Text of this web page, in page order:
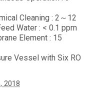
Cleaning : 2～12
Water : < 0.1 ppm
Element : 15
Vessel with Six RO
2018